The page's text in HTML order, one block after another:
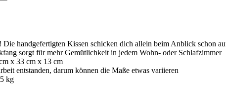
handgefertigten Kissen schicken dich allein beim Anblick schon
sorgt für mehr Gemütlichkeit in jedem Wohn- oder Schlafzimmer
x 33 cm x 13 cm
entstanden, darum können die Maße etwas variieren
kg